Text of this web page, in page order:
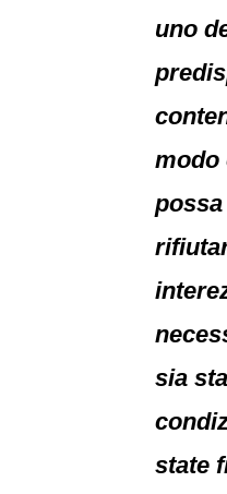
uno
modo
sia
state